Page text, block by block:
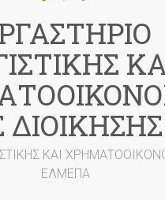
ΔΙΟΙΚΗΣΗΣ
ΚΑΙ
ΕΛΜΕΠΑ